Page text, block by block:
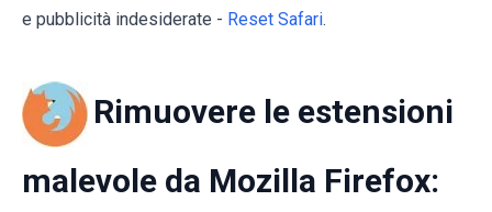
e pubblicità indesiderate - Reset Safari.
Rimuovere le estensioni
malevole da Mozilla Firefox: